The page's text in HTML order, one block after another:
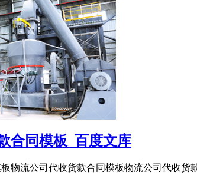
合同模板_百度文库
物流公司代收货款合同模板物流公司代收货